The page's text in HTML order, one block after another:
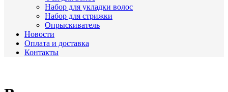
Набор для укладки волос
Набор для стрижки
Опрыскиватель
Новости
Оплата и доставка
Контакты